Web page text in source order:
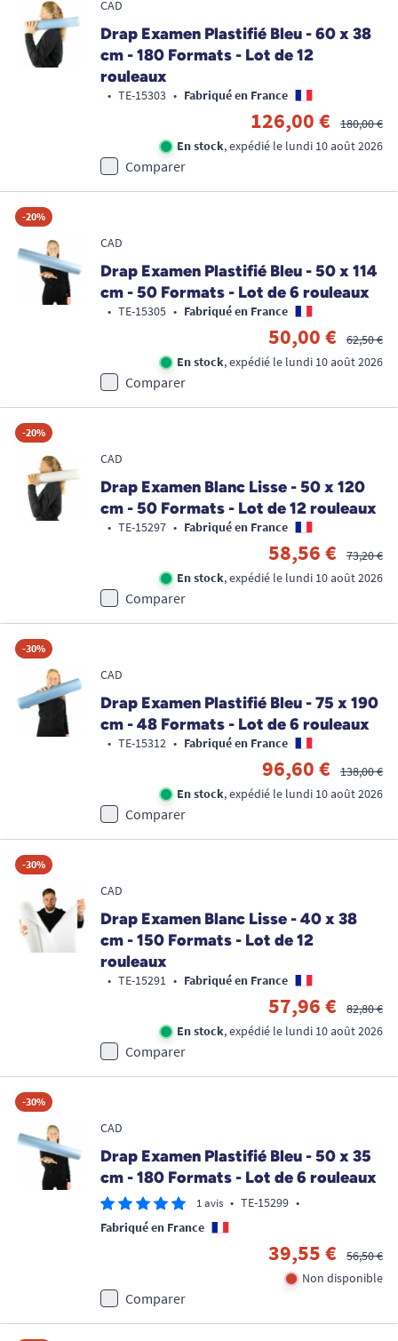
CAD
Drap Examen Plastifié Bleu - 60 x 38
cm - 180 Formats - Lot de 12
rouleaux
• TE-15303 • Fabriqué en France
126,00 €
180,00 €
En stock, expédié le lundi 10 août 2026
Comparer
-20%
CAD
Drap Examen Plastifié Bleu - 50 x 114
cm - 50 Formats - Lot de 6 rouleaux
• TE-15305 • Fabriqué en France
50,00 €
62,50 €
En stock, expédié le lundi 10 août 2026
Comparer
-20%
CAD
Drap Examen Blanc Lisse - 50 x 120
cm - 50 Formats - Lot de 12 rouleaux
• TE-15297 • Fabriqué en France
58,56 €
73,20 €
En stock, expédié le lundi 10 août 2026
Comparer
-30%
CAD
Drap Examen Plastifié Bleu - 75 x 190
cm - 48 Formats - Lot de 6 rouleaux
• TE-15312 • Fabriqué en France
96,60 €
138,00 €
En stock, expédié le lundi 10 août 2026
Comparer
-30%
CAD
Drap Examen Blanc Lisse - 40 x 38
cm - 150 Formats - Lot de 12
rouleaux
• TE-15291 • Fabriqué en France
57,96 €
82,80 €
En stock, expédié le lundi 10 août 2026
Comparer
-30%
CAD
Drap Examen Plastifié Bleu - 50 x 35
cm - 180 Formats - Lot de 6 rouleaux
1 avis • TE-15299 •
Fabriqué en France
39,55 €
56,50 €
Non disponible
Comparer